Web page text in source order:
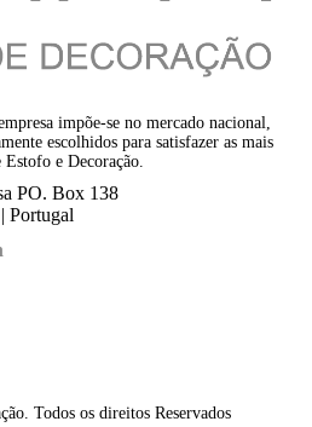
impõe-se no mercado nacional,
escolhidos para satisfazer as mais
Estofo e Decoração.
PO. Box 138
Portugal
Todos os direitos Reservados